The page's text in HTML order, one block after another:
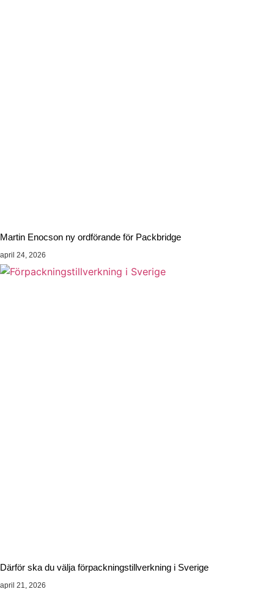
Martin Enocson ny ordförande för Packbridge
april 24, 2026
Därför ska du välja förpackningstillverkning i Sverige
april 21, 2026